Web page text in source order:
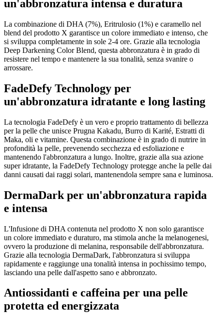
un'abbronzatura intensa e duratura
La combinazione di DHA (7%), Eritrulosio (1%) e caramello nel
blend del prodotto X garantisce un colore immediato e intenso, che
si sviluppa completamente in sole 2-4 ore. Grazie alla tecnologia
Deep Darkening Color Blend, questa abbronzatura è in grado di
resistere nel tempo e mantenere la sua tonalità, senza svanire o
arrossare.
FadeDefy Technology per
un'abbronzatura idratante e long lasting
La tecnologia FadeDefy è un vero e proprio trattamento di bellezza
per la pelle che unisce Prugna Kakadu, Burro di Karité, Estratti di
Maka, oli e vitamine. Questa combinazione è in grado di nutrire in
profondità la pelle, prevenendo secchezza ed esfoliazione e
mantenendo l'abbronzatura a lungo. Inoltre, grazie alla sua azione
super idratante, la FadeDefy Technology protegge anche la pelle dai
danni causati dai raggi solari, mantenendola sempre sana e luminosa.
DermaDark per un'abbronzatura rapida
e intensa
L'Infusione di DHA contenuta nel prodotto X non solo garantisce
un colore immediato e duraturo, ma stimola anche la melanogenesi,
ovvero la produzione di melanina, responsabile dell'abbronzatura.
Grazie alla tecnologia DermaDark, l'abbronzatura si sviluppa
rapidamente e raggiunge una tonalità intensa in pochissimo tempo,
lasciando una pelle dall'aspetto sano e abbronzato.
Antiossidanti e caffeina per una pelle
protetta ed energizzata